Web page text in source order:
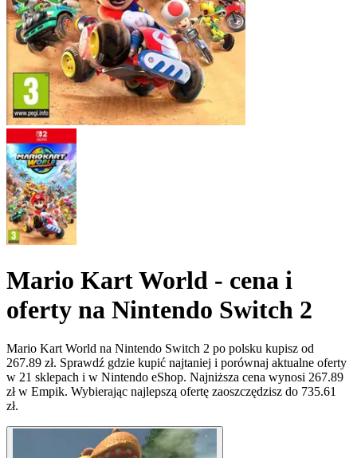
Mario Kart World - cena i
oferty na Nintendo Switch 2
Mario Kart World na Nintendo Switch 2 po polsku kupisz od
267.89 zł. Sprawdź gdzie kupić najtaniej i porównaj aktualne oferty
w 21 sklepach i w Nintendo eShop. Najniższa cena wynosi 267.89
zł w Empik. Wybierając najlepszą ofertę zaoszczędzisz do 735.61
zł.